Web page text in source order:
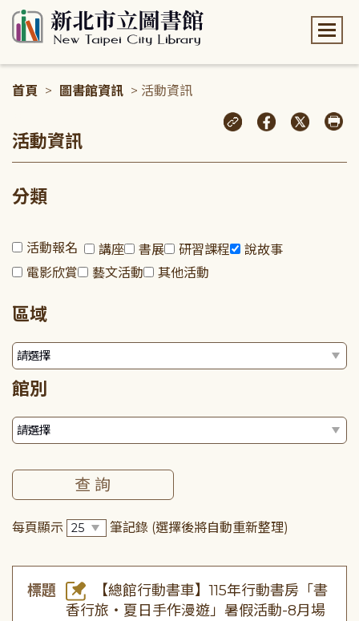
首頁 > 圖書館資訊 > 活動資訊
活動資訊
分類
活動報名 講座 書展 研習課程
說故事
電影欣賞
藝文活動 其他活動
區域
館別
每頁顯示 筆記錄 (選擇後將自動重新整理)
標題
【總館行動書車】115年行動書房「書
香行旅・夏日手作漫遊」暑假活動-8月場